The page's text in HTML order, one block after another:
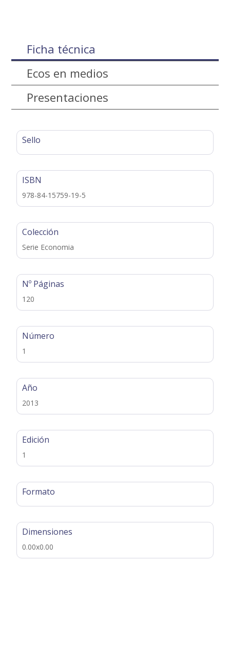
Ficha técnica
Ecos en medios
Presentaciones
Sello
ISBN
978-84-15759-19-5
Colección
Serie Economia
Nº Páginas
120
Número
1
Año
2013
Edición
1
Formato
Dimensiones
0.00x0.00